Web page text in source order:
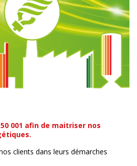
001 afin de maitriser nos
clients dans leurs démarches